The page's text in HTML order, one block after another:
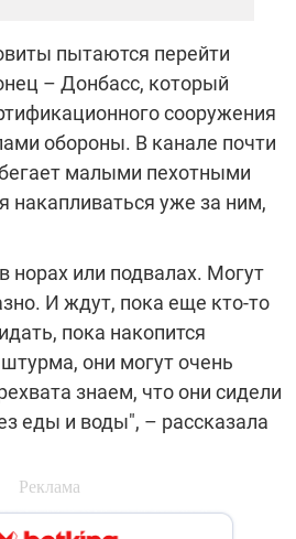
пытаются перейти
– Донбасс, который
сооружения
обороны. В канале почти
малыми пехотными
накапливаться уже за ним,
норах или подвалах. Могут
И ждут, пока еще кто-то
пока накопится
они могут очень
знаем, что они сидели
еды и воды", – рассказала